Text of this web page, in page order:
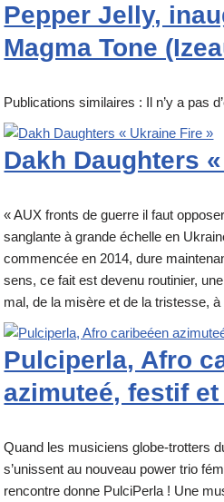
Pepper Jelly,
Magma Tone
Publications similaires : Il n’y a pas
Dakh Daughters
« AUX fronts de guerre il faut
sanglante à grande échelle en
commencée en 2014, dure
sens, ce fait est devenu routinier,
mal, de la misère et de la tristesse,
Pulciperla, Afro
azimuteé, festif et
Quand les musiciens globe-trotters
s’unissent au nouveau power trio
rencontre donne PulciPerla ! Une